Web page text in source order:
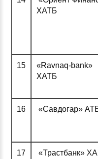
ХАТБ
15
«Ravnaq-bank»
ХАТБ
16 «Савдогар»
17 «Трастбанк»